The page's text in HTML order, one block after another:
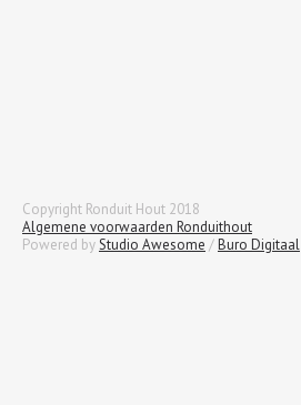
Copyright Ronduit Hout 2018
Algemene voorwaarden Ronduithout
Powered byStudio Awesome /Buro Digitaal